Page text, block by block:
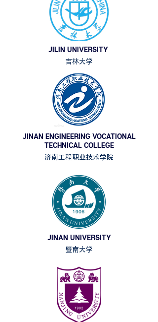
JILIN UNIVERSITY
吉林大学
JINAN ENGINEERING VOCATIONAL
TECHNICAL COLLEGE
济南工程职业技术学院
JINAN UNIVERSITY
暨南大学